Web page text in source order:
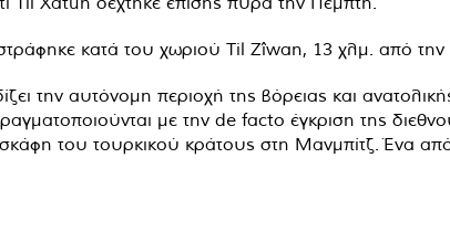
κατά του χωριού Til Zîwan, 13 χλμ. από
την αυτόνομη περιοχή της βόρειας και
με την de facto έγκριση της
του τουρκικού κράτους στη Μανμπίτζ. Ένα